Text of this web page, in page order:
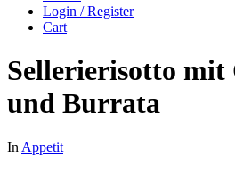
Login / Register
Cart
Sellerierisotto mit
und Burrata
In Appetit